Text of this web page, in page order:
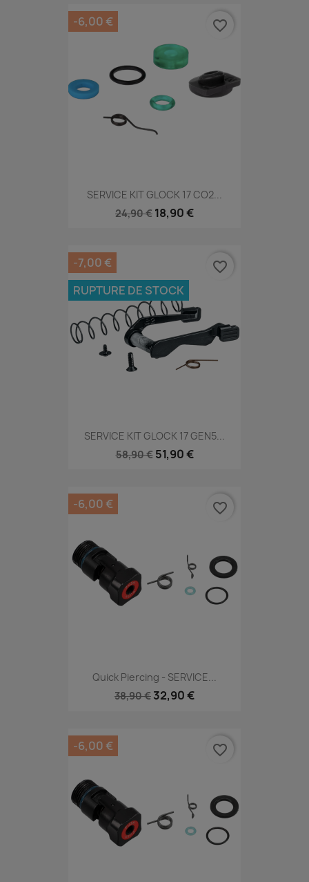
SERVICE KIT GLOCK 17 CO2...
24,90 € 18,90 €
-6,00 € favorite_border
SERVICE KIT GLOCK 17 GEN5...
58,90 € 51,90 €
-7,00 €
RUPTURE DE STOCK
favorite_border
Quick Piercing - SERVICE...
38,90 € 32,90 €
-6,00 € favorite_border
-6,00 € favorite_border